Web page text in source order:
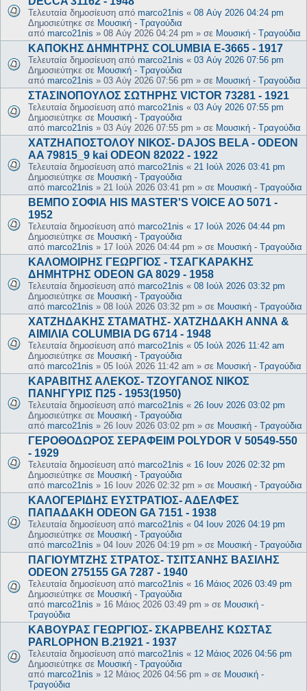
Τελευταία δημοσίευση από marco21nis « 08 Αύγ 2026 04:24 pm
Δημοσιεύτηκε σε Μουσική - Τραγούδια
από marco21nis » 08 Αύγ 2026 04:24 pm » σε Μουσική - Τραγούδια
ΚΑΠΟΚΗΣ ΔΗΜΗΤΡΗΣ COLUMBIA E-3665 - 1917
Τελευταία δημοσίευση από marco21nis « 03 Αύγ 2026 07:56 pm
Δημοσιεύτηκε σε Μουσική - Τραγούδια
από marco21nis » 03 Αύγ 2026 07:56 pm » σε Μουσική - Τραγούδια
ΣΤΑΣΙΝΟΠΟΥΛΟΣ ΣΩΤΗΡΗΣ VICTOR 73281 - 1921
Τελευταία δημοσίευση από marco21nis « 03 Αύγ 2026 07:55 pm
Δημοσιεύτηκε σε Μουσική - Τραγούδια
από marco21nis » 03 Αύγ 2026 07:55 pm » σε Μουσική - Τραγούδια
ΧΑΤΖΗΑΠΟΣΤΟΛΟΥ ΝΙΚΟΣ- DAJOS BELA - ODEON
AA 79815_9 kai ODEON 82022 - 1922
Τελευταία δημοσίευση από marco21nis « 21 Ιούλ 2026 03:41 pm
Δημοσιεύτηκε σε Μουσική - Τραγούδια
από marco21nis » 21 Ιούλ 2026 03:41 pm » σε Μουσική - Τραγούδια
ΒΕΜΠΟ ΣΟΦΙΑ HIS MASTER'S VOICE AO 5071 -
1952
Τελευταία δημοσίευση από marco21nis « 17 Ιούλ 2026 04:44 pm
Δημοσιεύτηκε σε Μουσική - Τραγούδια
από marco21nis » 17 Ιούλ 2026 04:44 pm » σε Μουσική - Τραγούδια
ΚΑΛΟΜΟΙΡΗΣ ΓΕΩΡΓΙΟΣ - ΤΣΑΓΚΑΡΑΚΗΣ
ΔΗΜΗΤΡΗΣ ODEON GA 8029 - 1958
Τελευταία δημοσίευση από marco21nis « 08 Ιούλ 2026 03:32 pm
Δημοσιεύτηκε σε Μουσική - Τραγούδια
από marco21nis » 08 Ιούλ 2026 03:32 pm » σε Μουσική - Τραγούδια
ΧΑΤΖΗΔΑΚΗΣ ΣΤΑΜΑΤΗΣ- ΧΑΤΖΗΔΑΚΗ ΑΝΝΑ &
ΑΙΜΙΛΙΑ COLUMBIA DG 6714 - 1948
Τελευταία δημοσίευση από marco21nis « 05 Ιούλ 2026 11:42 am
Δημοσιεύτηκε σε Μουσική - Τραγούδια
από marco21nis » 05 Ιούλ 2026 11:42 am » σε Μουσική - Τραγούδια
ΚΑΡΑΒΙΤΗΣ ΑΛΕΚΟΣ- ΤΖΟΥΓΑΝΟΣ ΝΙΚΟΣ
ΠΑΝΗΓΥΡΙΣ Π25 - 1953(1950)
Τελευταία δημοσίευση από marco21nis « 26 Ιουν 2026 03:02 pm
Δημοσιεύτηκε σε Μουσική - Τραγούδια
από marco21nis » 26 Ιουν 2026 03:02 pm » σε Μουσική - Τραγούδια
ΓΕΡΟΘΟΔΩΡΟΣ ΣΕΡΑΦΕΙΜ POLYDOR V 50549-550
- 1929
Τελευταία δημοσίευση από marco21nis « 16 Ιουν 2026 02:32 pm
Δημοσιεύτηκε σε Μουσική - Τραγούδια
από marco21nis » 16 Ιουν 2026 02:32 pm » σε Μουσική - Τραγούδια
ΚΑΛΟΓΕΡΙΔΗΣ ΕΥΣΤΡΑΤΙΟΣ- ΑΔΕΛΦΕΣ
ΠΑΠΑΔΑΚΗ ODEON GA 7151 - 1938
Τελευταία δημοσίευση από marco21nis « 04 Ιουν 2026 04:19 pm
Δημοσιεύτηκε σε Μουσική - Τραγούδια
από marco21nis » 04 Ιουν 2026 04:19 pm » σε Μουσική - Τραγούδια
ΠΑΓΙΟΥΜΤΖΗΣ ΣΤΡΑΤΟΣ- ΤΣΙΤΣΑΝΗΣ ΒΑΣΙΛΗΣ
ODEON 275155 GA 7287 - 1940
Τελευταία δημοσίευση από marco21nis « 16 Μάιος 2026 03:49 pm
Δημοσιεύτηκε σε Μουσική - Τραγούδια
από marco21nis » 16 Μάιος 2026 03:49 pm » σε Μουσική -
Τραγούδια
ΚΑΒΟΥΡΑΣ ΓΕΩΡΓΙΟΣ- ΣΚΑΡΒΕΛΗΣ ΚΩΣΤΑΣ
PARLOPHON B.21921 - 1937
Τελευταία δημοσίευση από marco21nis « 12 Μάιος 2026 04:56 pm
Δημοσιεύτηκε σε Μουσική - Τραγούδια
από marco21nis » 12 Μάιος 2026 04:56 pm » σε Μουσική -
Τραγούδια